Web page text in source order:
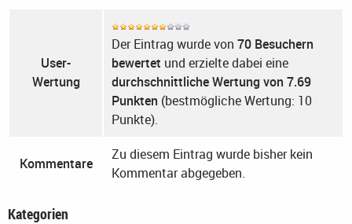
User-
Wertung
Der Eintrag wurde von 70 Besuchern
bewertet und erzielte dabei eine
durchschnittliche Wertung von 7.69
Punkten (bestmögliche Wertung: 10
Punkte).
Kommentare
Zu diesem Eintrag wurde bisher kein
Kommentar abgegeben.
Kategorien